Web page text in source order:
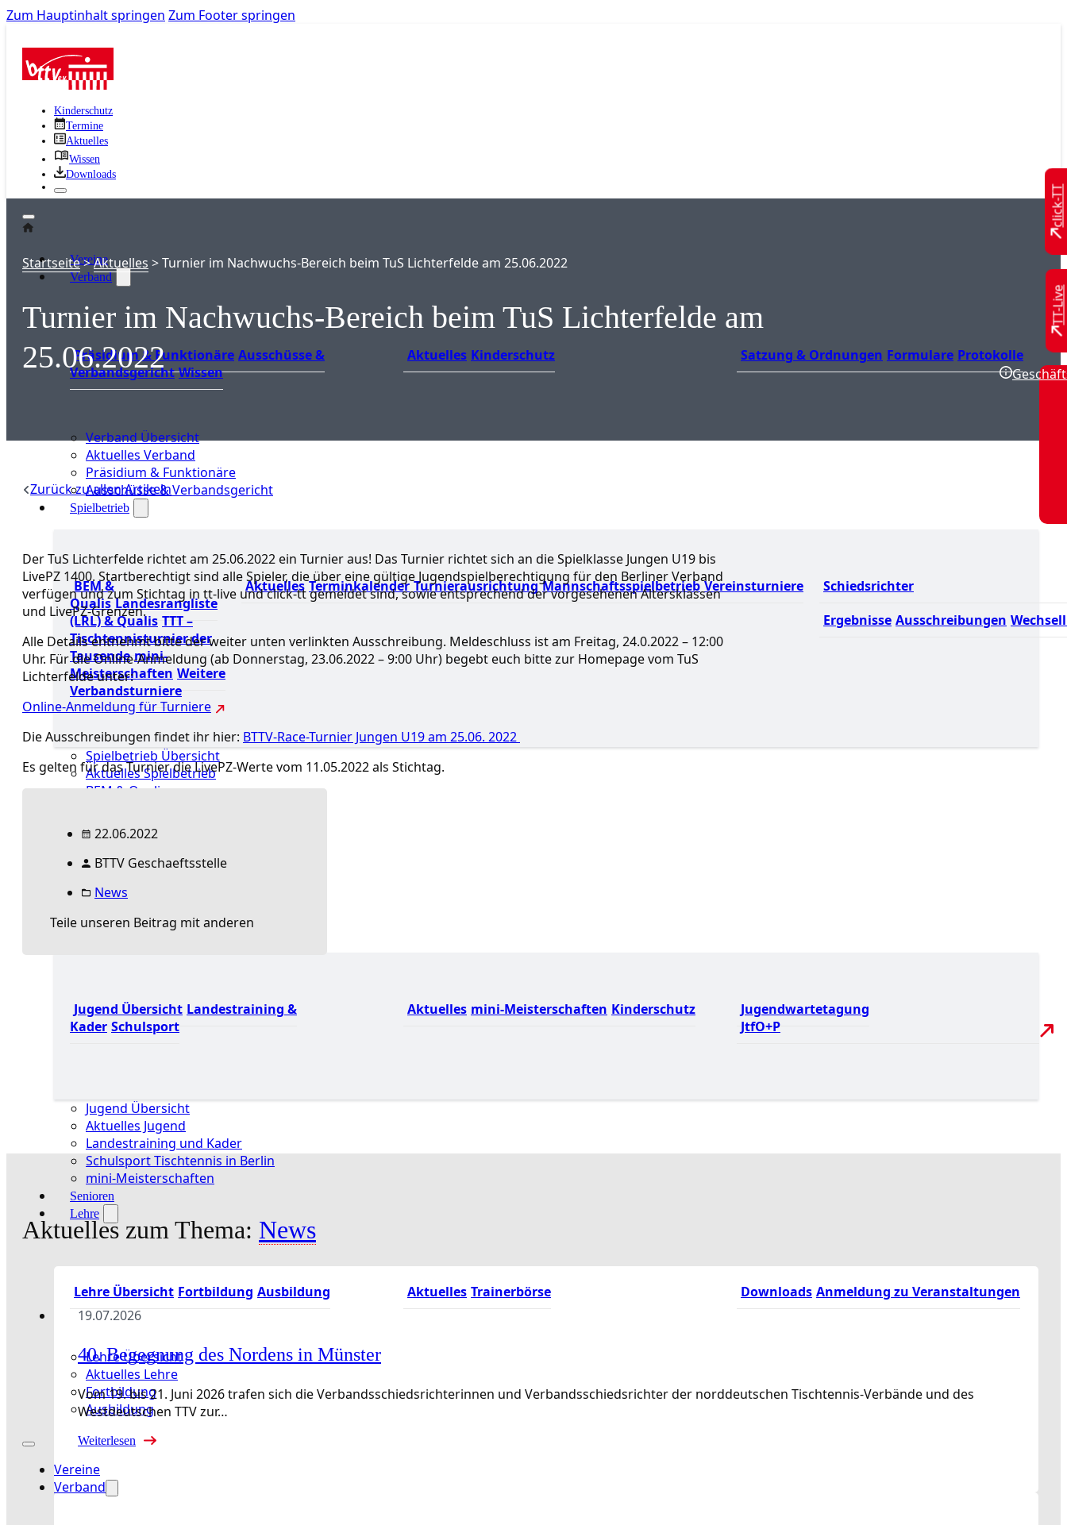
Zum Hauptinhalt springen Zum Footer springen
Kinderschutz
Termine
Aktuelles
Wissen
Downloads
Vereine
Verband
Präsidium & Funktionäre Ausschüsse &
Verbandsgericht Wissen
Aktuelles Kinderschutz Satzung & Ordnungen Formulare Protokolle
Verband Übersicht
Aktuelles Verband
Präsidium & Funktionäre
Ausschüsse & Verbandsgericht
Spielbetrieb
BEM &
Qualis Landesrangliste
(LRL) & Qualis TTT –
Tischtennisturnier der
Tausende mini-
Meisterschaften Weitere
Verbandsturniere
Aktuelles Terminkalender Turnierausrichtung Mannschaftsspielbetrieb Vereinsturniere
Schiedsrichter
Ergebnisse Ausschreibungen
Spielbetrieb Übersicht
Aktuelles Spielbetrieb
BEM & Qualis
TTT – Tischtennisturnier der Tausende
mini-Meisterschaften
Weitere Verbandsturniere
Turnierausrichtung
Jugend
Jugend Übersicht Landestraining &
Kader Schulsport
Aktuelles mini-Meisterschaften Kinderschutz
Jugendwartetagung
JtfO+P
Jugend Übersicht
Aktuelles Jugend
Landestraining und Kader
Schulsport Tischtennis in Berlin
mini-Meisterschaften
Senioren
Lehre
Lehre Übersicht Fortbildung Ausbildung Aktuelles Trainerbörse Downloads Anmeldung zu Veranstaltungen
Lehre Übersicht
Aktuelles Lehre
Fortbildung
Ausbildung
Vereine
Verband
Startseite>Aktuelles >Turnier im Nachwuchs-Bereich beim TuS Lichterfelde am 25.06.2022
Turnier im Nachwuchs-Bereich beim TuS Lichterfelde am
25.06.2022
Zurück zu allen Artikeln
Der TuS Lichterfelde richtet am 25.06.2022 ein Turnier aus! Das Turnier richtet sich an die Spielklasse Jungen U19 bis
LivePZ 1400. Startberechtigt sind alle Spieler, die über eine gültige Jugendspielberechtigung für den Berliner Verband
verfügen und zum Stichtag in tt-live und click-tt gemeldet sind, sowie entsprechend der vorgesehenen Altersklassen
und LivePZ-Grenzen.
Alle Details entnehmt bitte der weiter unten verlinkten Ausschreibung. Meldeschluss ist am Freitag, 24.0.2022 – 12:00
Uhr. Für die Online-Anmeldung (ab Donnerstag, 23.06.2022 – 9:00 Uhr) begebt euch bitte zur Homepage vom TuS
Lichterfelde unter:
Online-Anmeldung für Turniere
Die Ausschreibungen findet ihr hier: BTTV-Race-Turnier Jungen U19 am 25.06. 2022
Es gelten für das Turnier die LivePZ-Werte vom 11.05.2022 als Stichtag.
22.06.2022
BTTV Geschaeftsstelle
News
Teile unseren Beitrag mit anderen
Aktuelles zum Thema: News
19.07.2026
40. Begegnung des Nordens in Münster
Vom 19. bis 21. Juni 2026 trafen sich die Verbandsschiedsrichterinnen und Verbandsschiedsrichter der norddeutschen Tischtennis-Verbände und des
Westdeutschen TTV zur…
Weiterlesen
click-TT
TT-Live